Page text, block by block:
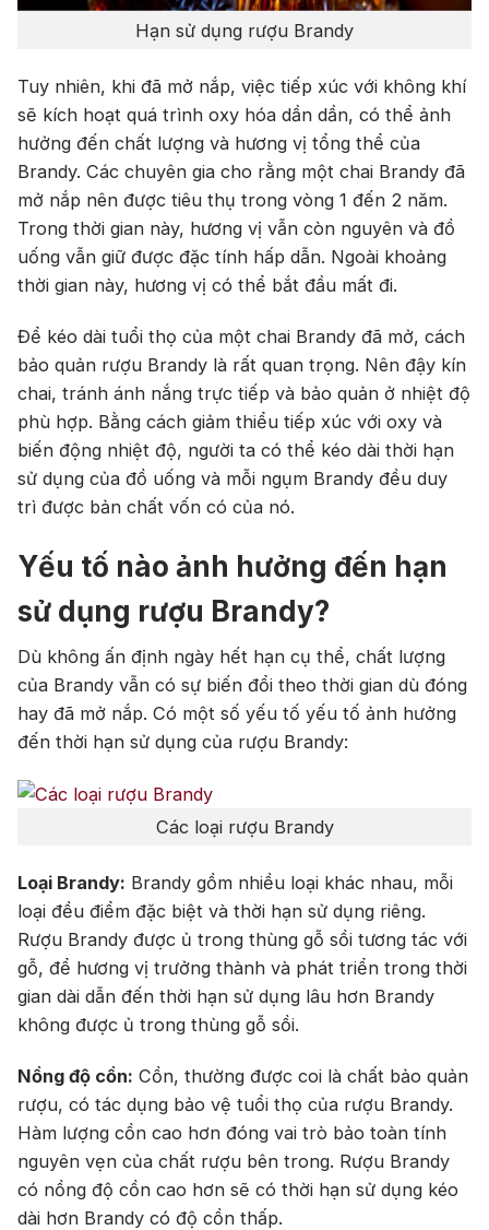
Hạn sử dụng rượu Brandy
Tuy nhiên, khi đã mở nắp, việc tiếp xúc với không khí
sẽ kích hoạt quá trình oxy hóa dần dần, có thể ảnh
hưởng đến chất lượng và hương vị tổng thể của
Brandy. Các chuyên gia cho rằng một chai Brandy đã
mở nắp nên được tiêu thụ trong vòng 1 đến 2 năm.
Trong thời gian này, hương vị vẫn còn nguyên và đồ
uống vẫn giữ được đặc tính hấp dẫn. Ngoài khoảng
thời gian này, hương vị có thể bắt đầu mất đi.
Để kéo dài tuổi thọ của một chai Brandy đã mở, cách
bảo quản rượu Brandy là rất quan trọng. Nên đậy kín
chai, tránh ánh nắng trực tiếp và bảo quản ở nhiệt độ
phù hợp. Bằng cách giảm thiểu tiếp xúc với oxy và
biến động nhiệt độ, người ta có thể kéo dài thời hạn
sử dụng của đồ uống và mỗi ngụm Brandy đều duy
trì được bản chất vốn có của nó.
Yếu tố nào ảnh hưởng đến hạn
sử dụng rượu Brandy?
Dù không ấn định ngày hết hạn cụ thể, chất lượng
của Brandy vẫn có sự biến đổi theo thời gian dù đóng
hay đã mở nắp. Có một số yếu tố yếu tố ảnh hưởng
đến thời hạn sử dụng của rượu Brandy:
Các loại rượu Brandy
Loại Brandy: Brandy gồm nhiều loại khác nhau, mỗi
loại đều điểm đặc biệt và thời hạn sử dụng riêng.
Rượu Brandy được ủ trong thùng gỗ sồi tương tác với
gỗ, để hương vị trưởng thành và phát triển trong thời
gian dài dẫn đến thời hạn sử dụng lâu hơn Brandy
không được ủ trong thùng gỗ sồi.
Nồng độ cồn: Cồn, thường được coi là chất bảo quản
rượu, có tác dụng bảo vệ tuổi thọ của rượu Brandy.
Hàm lượng cồn cao hơn đóng vai trò bảo toàn tính
nguyên vẹn của chất rượu bên trong. Rượu Brandy
có nồng độ cồn cao hơn sẽ có thời hạn sử dụng kéo
dài hơn Brandy có độ cồn thấp.